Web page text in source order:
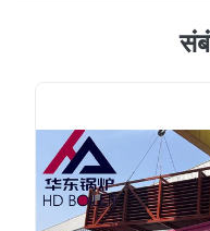
गैस तंग प्रकृति के कारण
पैनल्स को पैनल के वांछित